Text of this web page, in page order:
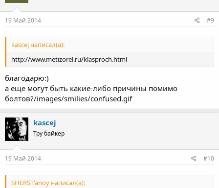
19 Май 2014 #9
kascej написал(а):
http://www.metizorel.ru/klasproch.html
благодарю:)
а еще могут быть какие-либо причины помимо
болтов?/images/smilies/confused.gif
kascej
Тру байкер
19 Май 2014 #10
SHERST'anoy написал(а):